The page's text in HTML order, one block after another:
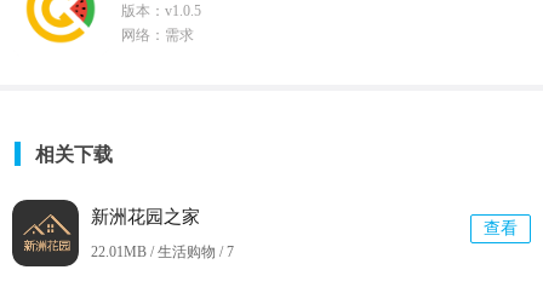
版本：v1.0.5
网络：需求
相关下载
新洲花园之家
22.01MB / 生活购物 /7
查看